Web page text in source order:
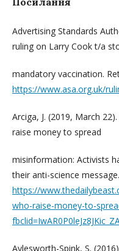
Advertising Standards
ruling on Larry Cook t/a
mandatory vaccination.
https://www.asa.org.uk/
Arciga, J. (2019, March
raise money to spread
misinformation: Activists
their anti-science
https://
who-raise-money-to-
Aylesworth-Spink, S.